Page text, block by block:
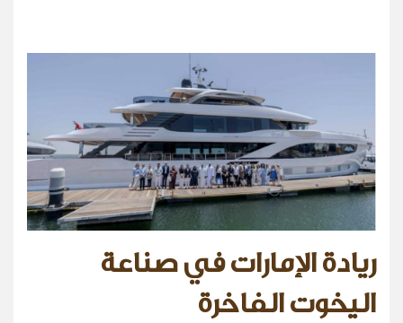
ريادة الإمارات في صناعة
اليخوت الفاخرة